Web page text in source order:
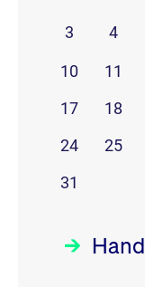
3
4
10 11
17
18
24
25
31